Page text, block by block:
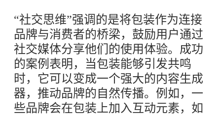
“社交思维”强调的是将包装作为连接
品牌与消费者的桥梁，鼓励用户通过
社交媒体分享他们的使用体验。成功
的案例表明，当包装能够引发共鸣
时，它可以变成一个强大的内容生成
器，推动品牌的自然传播。例如，一
些品牌会在包装上加入互动元素，如